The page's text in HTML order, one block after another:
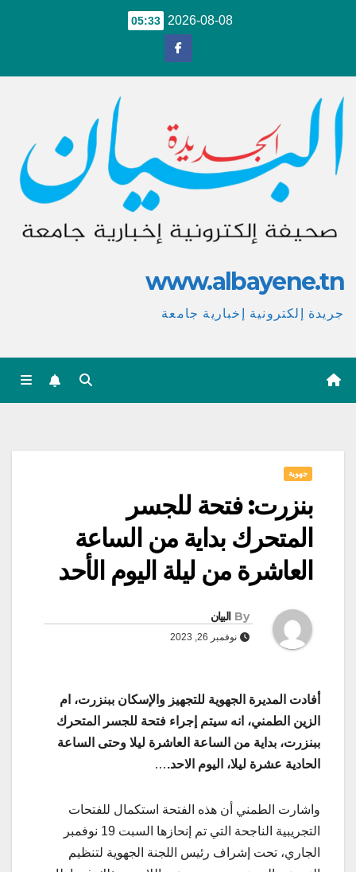
2026-08-08
05:33
www.albayene.tn
جريدة إلكترونية إخبارية جامعة
جهوية
بنزرت: فتحة للجسر
المتحرك بداية من الساعة
العاشرة من ليلة اليوم الأحد
By البيان
نوفمبر 26, 2023
أفادت المديرة الجهوية للتجهيز والإسكان ببنزرت، ام
الزين الطمني، انه سيتم إجراء فتحة للجسر المتحرك
ببنزرت، بداية من الساعة العاشرة ليلا وحتى الساعة
الحادية عشرة ليلا، اليوم الاحد.…
واشارت الطمني أن هذه الفتحة استكمال للفتحات
التجريبية الناجحة التي تم إنحازها السبت 19 نوفمبر
الجاري، تحت إشراف رئيس اللجنة الجهوية لتنظيم